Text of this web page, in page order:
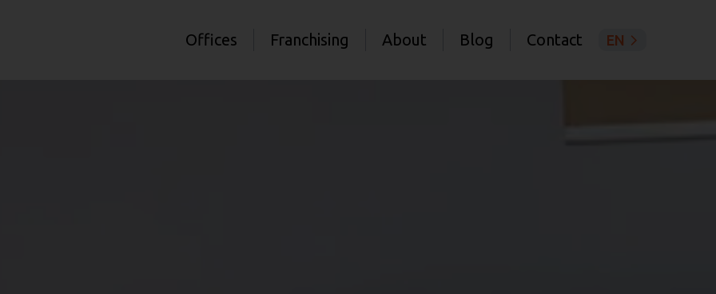
Offices Franchising About Blog Contact EN